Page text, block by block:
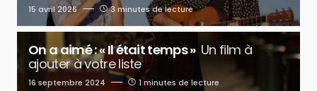
15 avril 2026 3 minutes de lecture
On a aimé : « Il était temps » Un film à
ajouter à votre liste
16 septembre 2024 1 minutes de lecture